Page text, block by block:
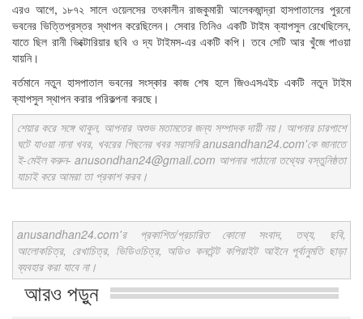
এরও আগে, ১৮৭২ সালে ওয়েলসের তৎকালীন রাজকুমারী আলেকজান্দ্রা হাসপাতালের পুরনো
ভবনের ভিত্তিপ্রস্তর স্থাপন করেছিলেন। সেবার তিনিও একটি টাইম ক্যাপসুল রেখেছিলেন,
যাতে ছিল রানী ভিক্টোরিয়ার ছবি ও দ্য টাইমস-এর একটি কপি। তবে সেটি আর খুঁজে পাওয়া
যায়নি।
বর্তমানে নতুন হাসপাতাল ভবনের সংস্কার কাজ শেষ হলে জিওএসএইচ একটি নতুন টাইম
ক্যাপসুল স্থাপন করার পরিকল্পনা করছে।
শেয়ার করে সঙ্গে থাকুন, আপনার অশুভ মতামতের জন্য সম্পাদক দায়ী নয়। আপনার চারপাশে
ঘটে যাওয়া নানা খবর, খবরের পিছনের খবর সরাসরি anusandhan24.com'কে জানাতে
ই-মেইল করুন- anusondhan24@gmail.com আপনার পাঠানো তথ্যের বস্তুনিষ্ঠতা
যাচাই করে আমরা তা প্রকাশ করব।
anusandhan24.com'র প্রকাশিত/প্রচারিত কোনো সংবাদ, তথ্য, ছবি,
আলোকচিত্র, রেখাচিত্র, ভিডিওচিত্র, অডিও কনটেন্ট কপিরাইট আইনে পূর্বানুমতি ছাড়া
ব্যবহার করা যাবে না।
আরও পড়ুন